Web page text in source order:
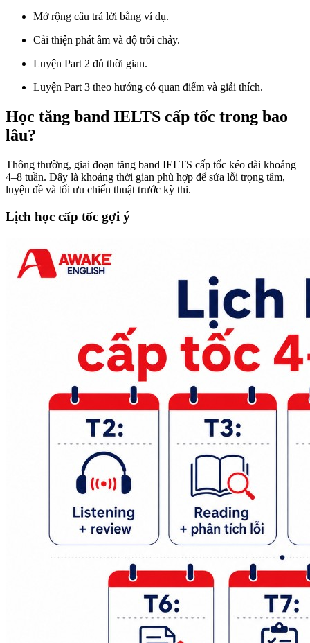
Mở rộng câu trả lời bằng ví dụ.
Cải thiện phát âm và độ trôi chảy.
Luyện Part 2 đủ thời gian.
Luyện Part 3 theo hướng có quan điểm và giải thích.
Học tăng band IELTS cấp tốc trong bao
lâu?
Thông thường, giai đoạn tăng band IELTS cấp tốc kéo dài khoảng
4–8 tuần. Đây là khoảng thời gian phù hợp để sửa lỗi trọng tâm,
luyện đề và tối ưu chiến thuật trước kỳ thi.
Lịch học cấp tốc gợi ý